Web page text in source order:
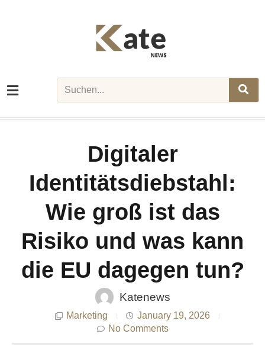
Digitaler
Identitätsdiebstahl:
Wie groß ist das
Risiko und was kann
die EU dagegen tun?
Katenews
Marketing
January 19, 2026
No Comments